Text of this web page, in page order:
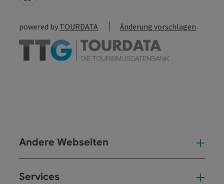
powered by TOURDATA Änderung vorschlagen
Andere Webseiten
Services